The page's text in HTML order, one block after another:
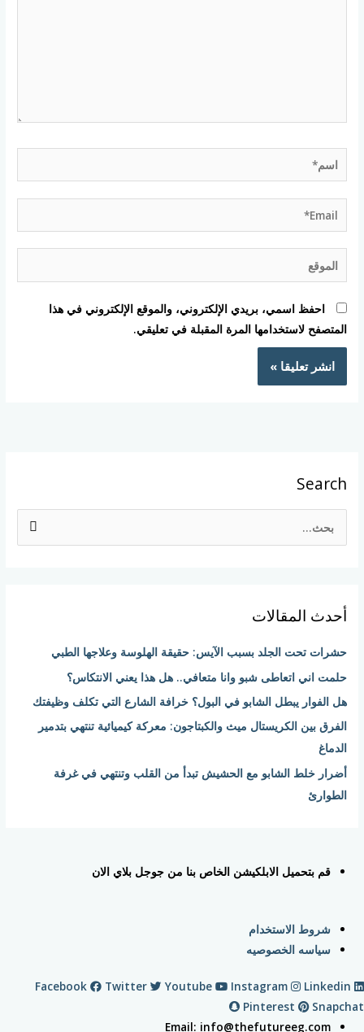
اسم*
Email*
الموقع
احفظ اسمي، بريدي الإلكتروني، والموقع الإلكتروني في هذا
المتصفح لاستخدامها المرة المقبلة في تعليقي.
Search
ث
ن
:
أحدث المقالات
حشرات تحت الجلد بسبب الآيس: حقيقة الهلوسة وعلاجها الطبي
حلمت اني اتعاطى شبو وانا متعافي.. هل هذا يعني الانتكاس؟
هل الفوار يبطل الشابو في البول؟ خرافة الشارع التي تكلف وظيفتك
الفرق بين الكريستال ميث والكبتاجون: معركة كيميائية تنتهي بتدمير
الدماغ
أضرار خلط الشابو مع الحشيش تبدأ من القلب وتنتهي في غرفة
الطوارئ
قم بتحميل الابلكيشن الخاص بنا من جوجل بلاي الان
شروط الاستخدام
سياسه الخصوصيه
Facebook Twitter Youtube Instagram
Linkedin
Pinterest
Snapchat
Email: info@thefutureeg.com